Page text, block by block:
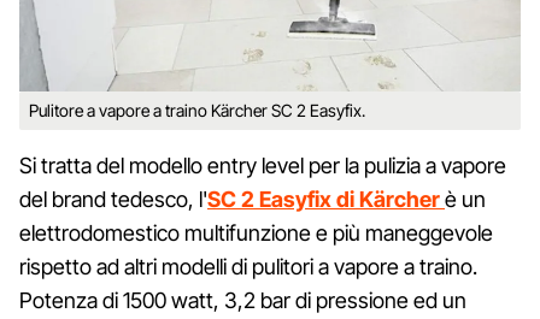
Pulitore a vapore a traino Kärcher SC 2 Easyfix.
Si tratta del modello entry level per la pulizia a vapore
del brand tedesco, l'SC 2 Easyfix di Kärcherè un
elettrodomestico multifunzione e più maneggevole
rispetto ad altri modelli di pulitori a vapore a traino.
Potenza di 1500 watt, 3,2 bar di pressione ed un